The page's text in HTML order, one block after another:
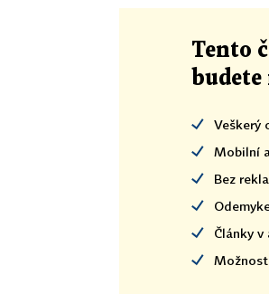
Tento
Veškerý
Mobilní
Bez
Články